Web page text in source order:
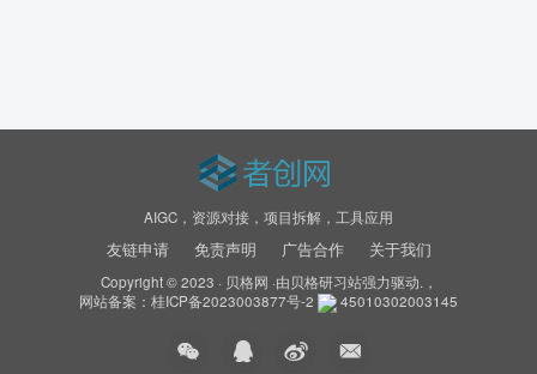
AIGC，资源对接，项目拆解，工具应用
友链申请 免责声明 广告合作 关于我们
Copyright © 2023 · 贝格网 ·由贝格研习站强力驱动.，
网站备案： 桂ICP备2023003877号-2 45010302003145